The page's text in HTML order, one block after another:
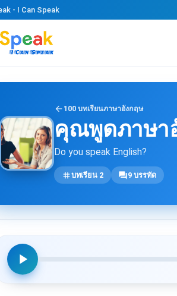
- I Can Speak
arrow_back 100 บทเรียนภาษาอังกฤษ
คุณพูดภาษา
Do you speak English?
tagบทเรียน 2 forum9 บรรทัด
play_arrow